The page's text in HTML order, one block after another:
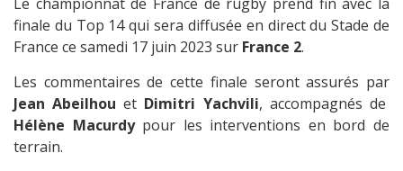
finale du Top 14 qui sera diffusée en direct du Stade de
France ce samedi 17 juin 2023 sur France 2.
Les commentaires de cette finale seront assurés par
Jean Abeilhou et Dimitri Yachvili, accompagnés de
Hélène Macurdypour les interventions en bord de
terrain.